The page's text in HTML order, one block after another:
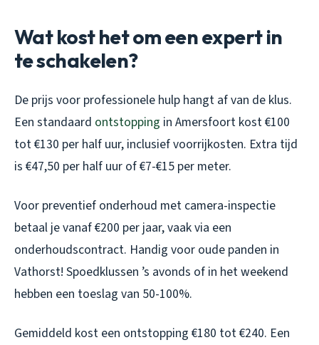
Wat kost het om een expert in
te schakelen?
De prijs voor professionele hulp hangt af van de klus.
Een standaard ontstopping in Amersfoort kost €100
tot €130 per half uur, inclusief voorrijkosten. Extra tijd
is €47,50 per half uur of €7-€15 per meter.
Voor preventief onderhoud met camera-inspectie
betaal je vanaf €200 per jaar, vaak via een
onderhoudscontract. Handig voor oude panden in
Vathorst! Spoedklussen ’s avonds of in het weekend
hebben een toeslag van 50-100%.
Gemiddeld kost een ontstopping €180 tot €240. Een